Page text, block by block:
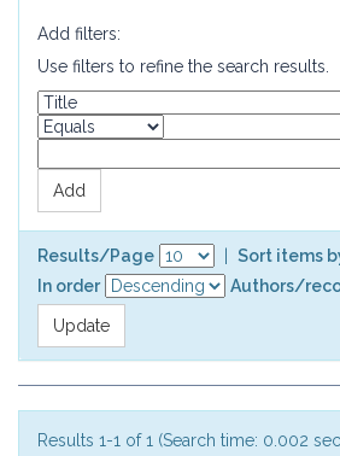
Add filters:
Use filters to refine the search results.
Results/Page
Sort items
In order
Authors/
Results 1-1 of 1 (Search time: 0.002